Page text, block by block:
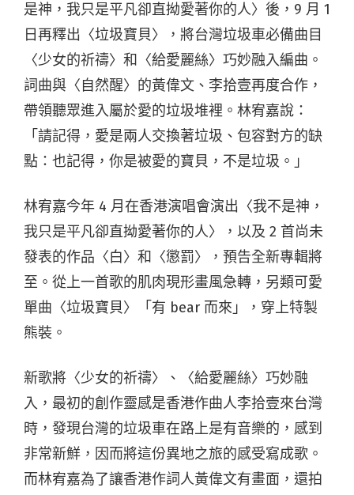
是神，我只是平凡卻直拗愛著你的人〉後，9 月 1
日再釋出〈垃圾寶貝〉，將台灣垃圾車必備曲目
〈少女的祈禱〉和〈給愛麗絲〉巧妙融入編曲。
詞曲與〈自然醒〉的黃偉文、李拾壹再度合作，
帶領聽眾進入屬於愛的垃圾堆裡。林宥嘉說：
「請記得，愛是兩人交換著垃圾、包容對方的缺
點：也記得，你是被愛的寶貝，不是垃圾。」
林宥嘉今年 4 月在香港演唱會演出〈我不是神，
我只是平凡卻直拗愛著你的人〉，以及 2 首尚未
發表的作品〈白〉和〈懲罰〉，預告全新專輯將
至。從上一首歌的肌肉現形畫風急轉，另類可愛
單曲〈垃圾寶貝〉「有 bear 而來」，穿上特製
熊裝。
新歌將〈少女的祈禱〉、〈給愛麗絲〉巧妙融
入，最初的創作靈感是香港作曲人李拾壹來台灣
時，發現台灣的垃圾車在路上是有音樂的，感到
非常新鮮，因而將這份異地之旅的感受寫成歌。
而林宥嘉為了讓香港作詞人黃偉文有畫面，還拍